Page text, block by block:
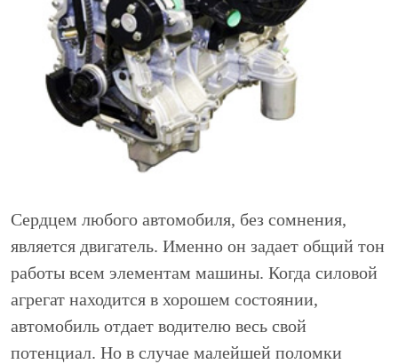
Сердцем любого автомобиля, без сомнения,
является двигатель. Именно он задает общий тон
работы всем элементам машины. Когда силовой
агрегат находится в хорошем состоянии,
автомобиль отдает водителю весь свой
потенциал. Но в случае малейшей поломки